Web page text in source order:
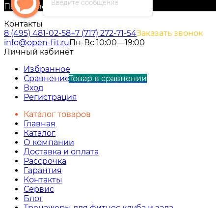
Полная версия сайта
Контакты
8 (495) 481-02-58+7 (717) 272-71-54Заказать звонок
info@open-fit.ruПн-Вс 10:00—19:00
Личный кабинет
Избранное
СравнениеТовар в сравнении
Вход
Регистрация
Каталог товаров
Главная
Каталог
О компании
Доставка и оплата
Рассрочка
Гарантия
Контакты
Сервис
Блог